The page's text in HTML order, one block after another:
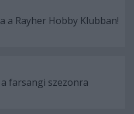
a Rayher Hobby Klubban!
farsangi szezonra